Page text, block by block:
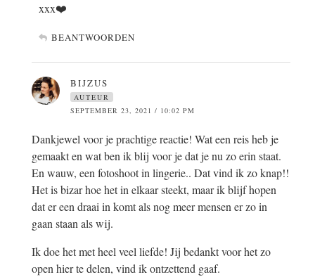
xxx❤️
BEANTWOORDEN
BIJZUS
AUTEUR
SEPTEMBER 23, 2021 / 10:02 PM
Dankjewel voor je prachtige reactie! Wat een reis heb je
gemaakt en wat ben ik blij voor je dat je nu zo erin staat.
En wauw, een fotoshoot in lingerie.. Dat vind ik zo knap!!
Het is bizar hoe het in elkaar steekt, maar ik blijf hopen
dat er een draai in komt als nog meer mensen er zo in
gaan staan als wij.
Ik doe het met heel veel liefde! Jij bedankt voor het zo
open hier te delen, vind ik ontzettend gaaf.